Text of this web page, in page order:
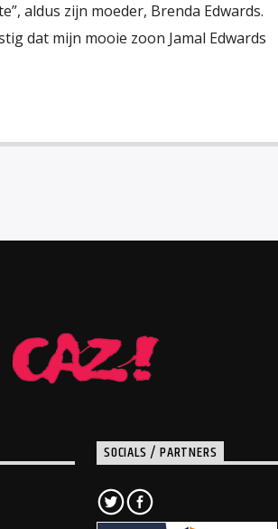
aldus zijn moeder, Brenda Edwards.
dat mijn mooie zoon Jamal Edwards
SOCIALS / PARTNERS